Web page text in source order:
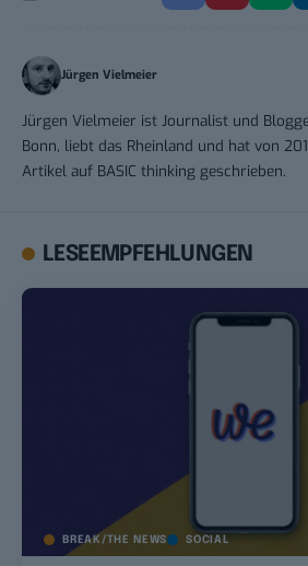
Jürgen Vielmeier
Jürgen Vielmeier ist Journalist und
Bonn, liebt das Rheinland und hat von
Artikel auf BASIC thinking geschrieben.
LESEEMPFEHLUNGEN
BREAK/THE NEWS SOCIAL